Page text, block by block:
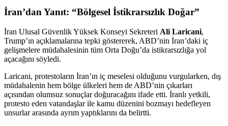
İran’dan Yanıt: “Bölgesel İstikrarsızlık Doğar”
İran Ulusal Güvenlik Yüksek Konseyi Sekreteri Ali Laricani,
Trump’ın açıklamalarına tepki göstererek, ABD’nin İran’daki iç
gelişmelere müdahalesinin tüm Orta Doğu’da istikrarsızlığa yol
açacağını söyledi.
Laricani, protestoların İran’ın iç meselesi olduğunu vurgularken, dış
müdahalenin hem bölge ülkeleri hem de ABD’nin çıkarları
açısından olumsuz sonuçlar doğuracağını ifade etti. İranlı yetkili,
protesto eden vatandaşlar ile kamu düzenini bozmayı hedefleyen
unsurlar arasında ayrım yaptıklarını da belirtti.